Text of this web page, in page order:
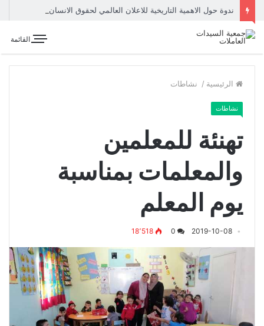
ندوة حول الاهمية التاريخية للاعلان العالمي لحقوق الانسان
القائمة
الرئيسية / نشاطات
نشاطات
تهنئة للمعلمين
والمعلمات بمناسبة
يوم المعلم
2019-10-08 18٬518